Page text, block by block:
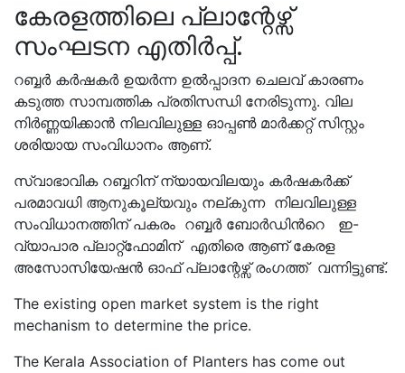
കേരളത്തിലെ പ്ലാന്റേഴ്സ്
സംഘടന എതിർപ്പ്‌.
റബ്ബർ കർഷകർ ഉയർന്ന ഉൽപ്പാദന ചെലവ് കാരണം
കടുത്ത സാമ്പത്തിക പ്രതിസന്ധി നേരിടുന്നു. വില
നിർണ്ണയിക്കാൻ നിലവിലുള്ള ഓപ്പൺ മാർക്കറ്റ് സിസ്റ്റം
ശരിയായ സംവിധാനം ആണ്.
സ്വാഭാവിക റബ്ബറിന് ന്യായവിലയും കർഷകർക്ക്
പരമാവധി ആനുകൂല്യവും നല്കുന്ന നിലവിലുള്ള
സംവിധാനത്തിന്‌ പകരം റബ്ബർ ബോർഡിൻറെ ഇ-
വ്യാപാര പ്ലാറ്റ്ഫോമിന് എതിരെ ആണ് കേരള
അസോസിയേഷൻ ഓഫ് പ്ലാന്റേഴ്സ് രംഗത്ത് വന്നിട്ടുണ്ട്.
The existing open market system is the right
mechanism to determine the price.
The Kerala Association of Planters has come out